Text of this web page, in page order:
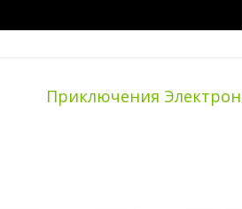
Приключения